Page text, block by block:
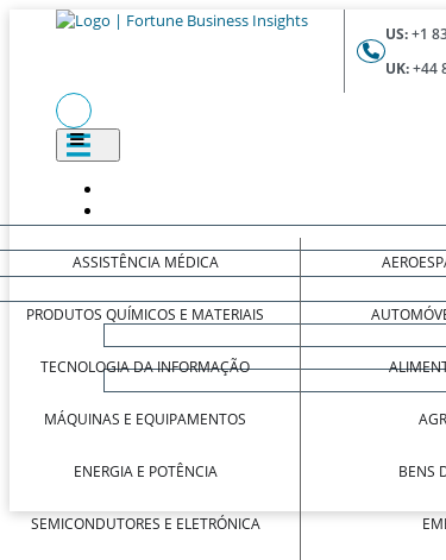
US:+1
UK:+44
ASSISTÊNCIA MÉDICA
PRODUTOS QUÍMICOS E MATERIAIS
TECNOLOGIA DA INFORMAÇÃO
MÁQUINAS E EQUIPAMENTOS
ENERGIA E POTÊNCIA
SEMICONDUTORES E ELETRÓNICA
BENS